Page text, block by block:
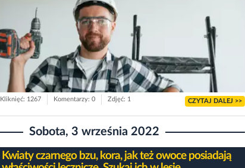
Kliknięć: 1267 Komentarzy: 0 Zdjęć: 1 CZYTAJ DALEJ >>
Sobota, 3 września 2022
Kwiaty czarnego bzu, kora, jak też owoce posiadają